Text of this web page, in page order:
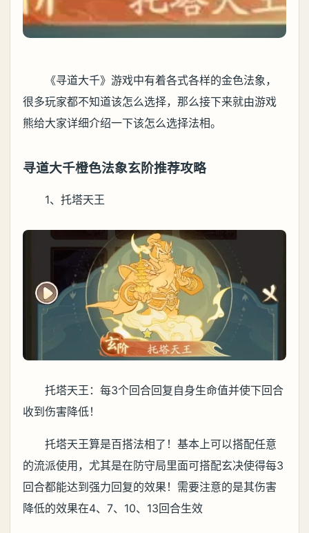
《寻道大千》游戏中有着各式各样的金色法象，
很多玩家都不知道该怎么选择，那么接下来就由游戏
熊给大家详细介绍一下该怎么选择法相。
寻道大千橙色法象玄阶推荐攻略
1、托塔天王
托塔天王：每3个回合回复自身生命值并使下回合
收到伤害降低！
托塔天王算是百搭法相了！基本上可以搭配任意
的流派使用，尤其是在防守局里面可搭配玄决使得每3
回合都能达到强力回复的效果！需要注意的是其伤害
降低的效果在4、7、10、13回合生效